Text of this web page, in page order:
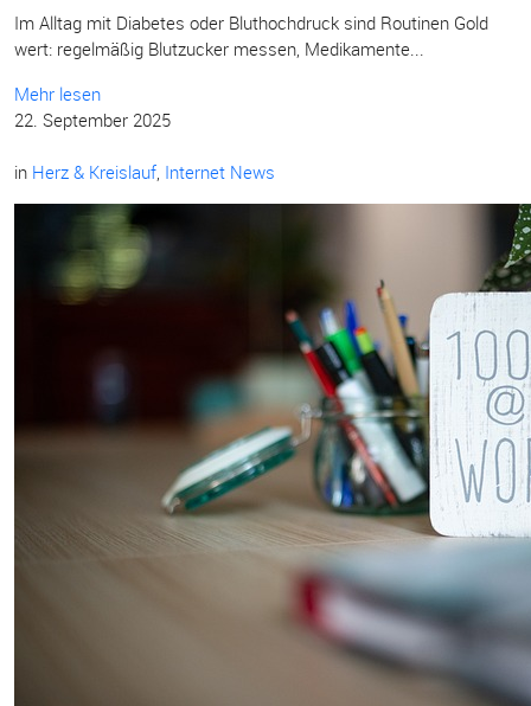
Im Alltag mit Diabetes oder Bluthochdruck sind Routinen Gold
wert: regelmäßig Blutzucker messen, Medikamente...
Mehr lesen
22. September 2025
in Herz & Kreislauf, Internet News